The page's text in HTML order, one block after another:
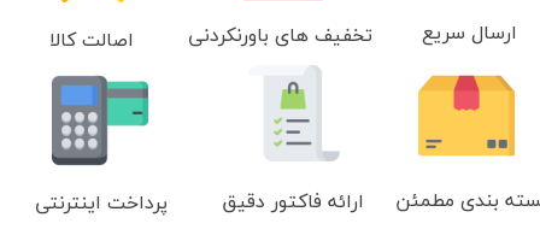
ارسال سریع اصالت کالا تخفیف های باورنکردنی
بندی مطمئن ارائه فاکتور دقیق پرداخت اینترنتی